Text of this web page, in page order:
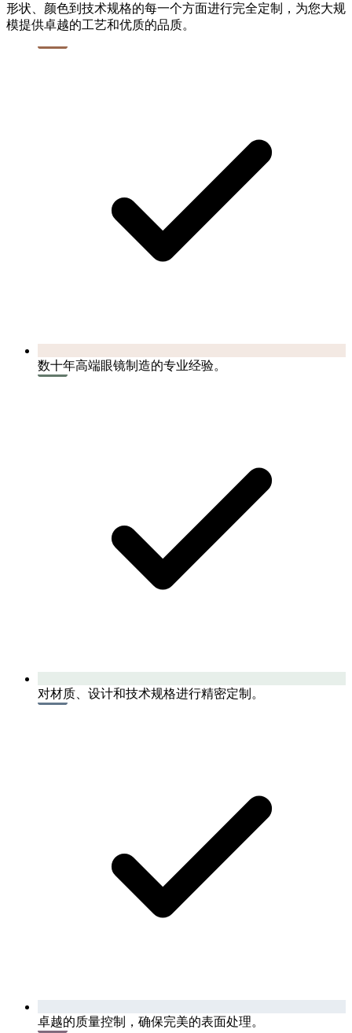
形状、颜色到技术规格的每一个方面进行完全定制，为您大规
模提供卓越的工艺和优质的品质。
数十年高端眼镜制造的专业经验。
对材质、设计和技术规格进行精密定制。
卓越的质量控制，确保完美的表面处理。